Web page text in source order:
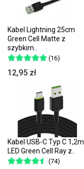
Kabel Lightning 25cm
Green Cell Matte z
szybkim..
(16)
12,95 zł
Kabel USB-C Typ C 1,2m
LED Green Cell Ray z..
(74)